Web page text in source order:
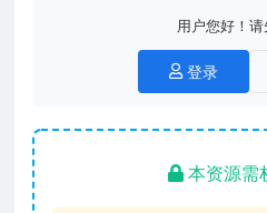
用户您好！请
登录
本资源需